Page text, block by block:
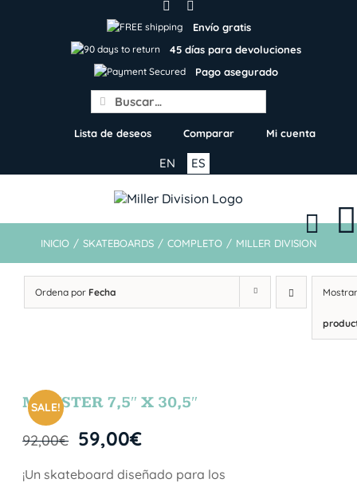
Envío gratis
45 días para devoluciones
Pago asegurado
Search
for:
Lista de deseos Comparar Mi cuenta
ES
EN
INICIO / SKATEBOARDS / COMPLETO / MILLER DIVISION
Ordena por Fecha
SALE!
MONSTER 7,5″ X 30,5″
92,00€ 59,00€
¡Un skateboard diseñado para los